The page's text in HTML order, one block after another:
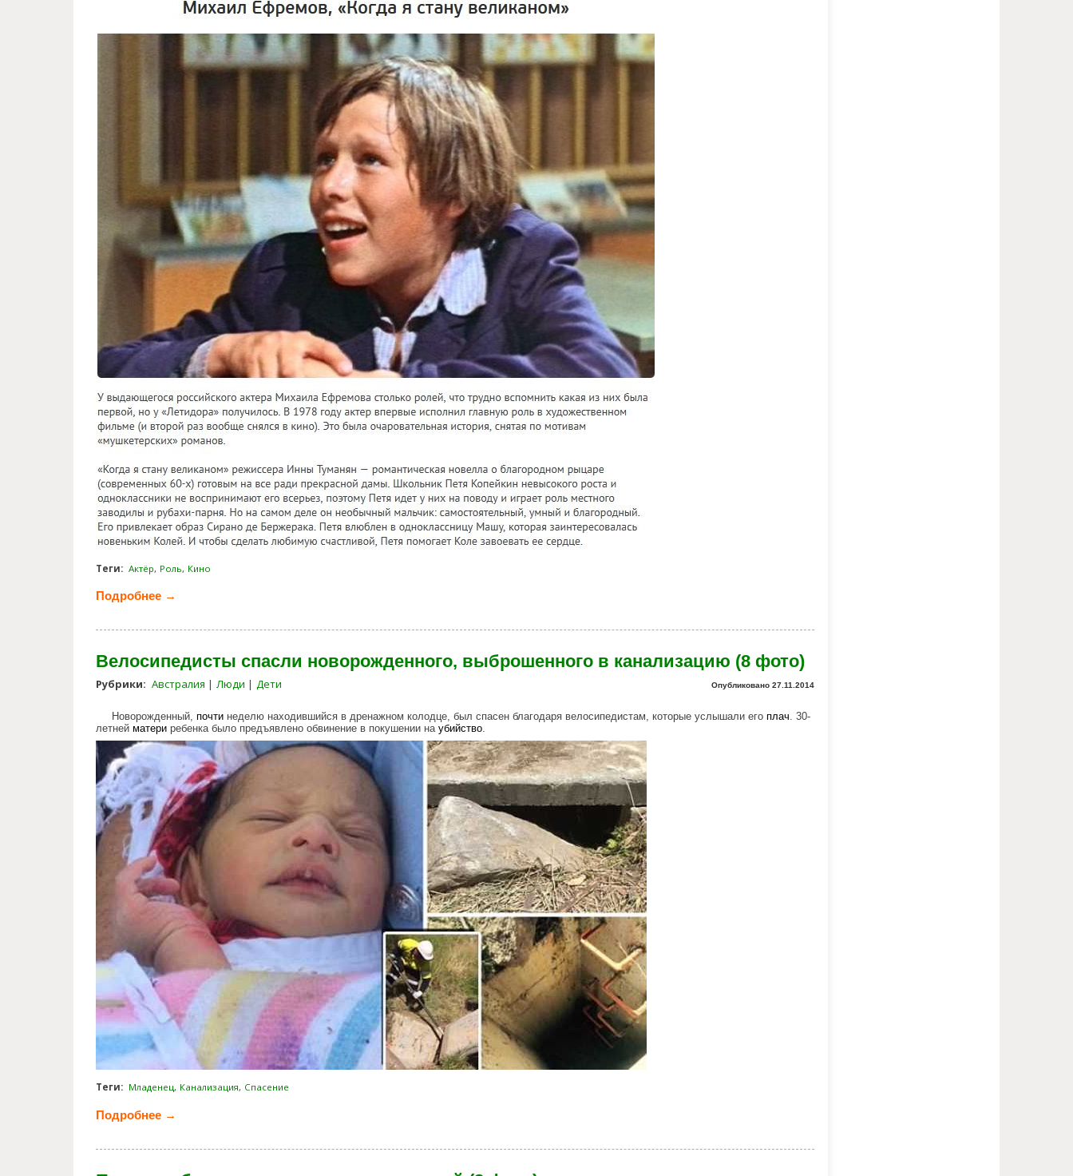
famousactors_in_their_first_roles.jpg
Теги: Актёр Роль Кино
Подробнее →
Велосипедисты спасли новорожденного, выброшенного в канализацию (8 фото)
Опубликовано 27.11.2014
Рубрики: Австралия Люди Дети
Новорожденный, почти неделю находившийся в дренажном колодце, был спасен благодаря велосипедистам, которые услышали его плач . 30-
летней матери ребенка было предъявлено обвинение в покушении на убийство
cyclists_save_newborn_thrown_down_the_drain.jpg
Теги: Младенец Канализация Спасение
Подробнее →